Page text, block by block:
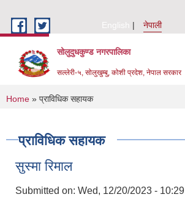
English
नेपाली
सोलुदुधकुण्ड नगरपालिका
सल्लेरी-५, सोलुखुम्बु, कोशी प्रदेश, नेपाल सरकार
You are here
Home » प्राविधिक सहायक
प्राविधिक सहायक
सुस्मा रिमाल
Submitted on: Wed, 12/20/2023 - 10:29